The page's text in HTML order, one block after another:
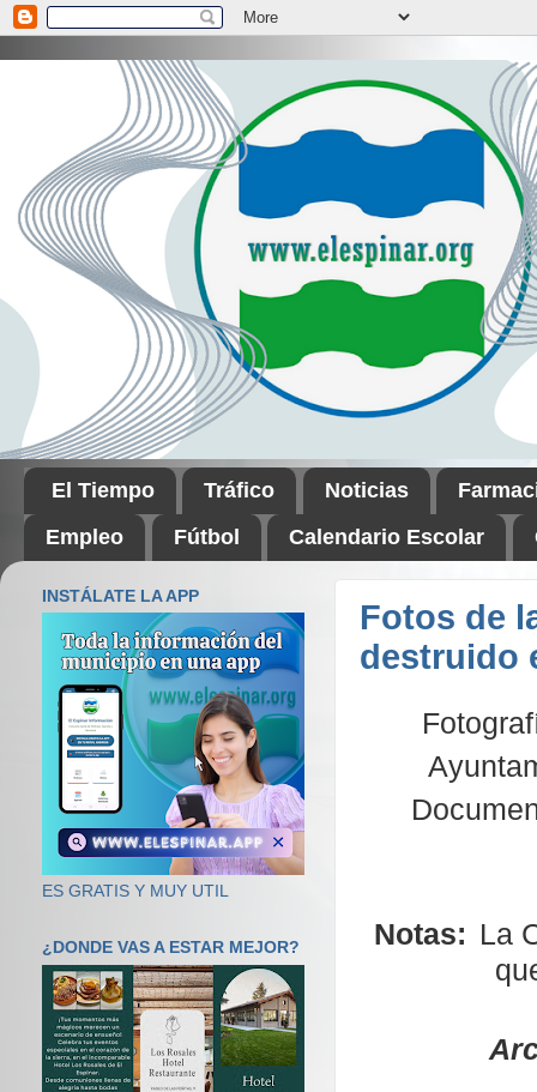
El Tiempo Tráfico Noticias
Empleo
Fútbol Calendario Escolar
Fotos de
destruido
Notas: La
INSTÁLATE LA APP
ES GRATIS Y MUY UTIL
¿DONDE VAS A ESTAR MEJOR?